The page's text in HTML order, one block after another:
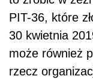
PIT-36, które
30 kwietnia
może również
rzecz